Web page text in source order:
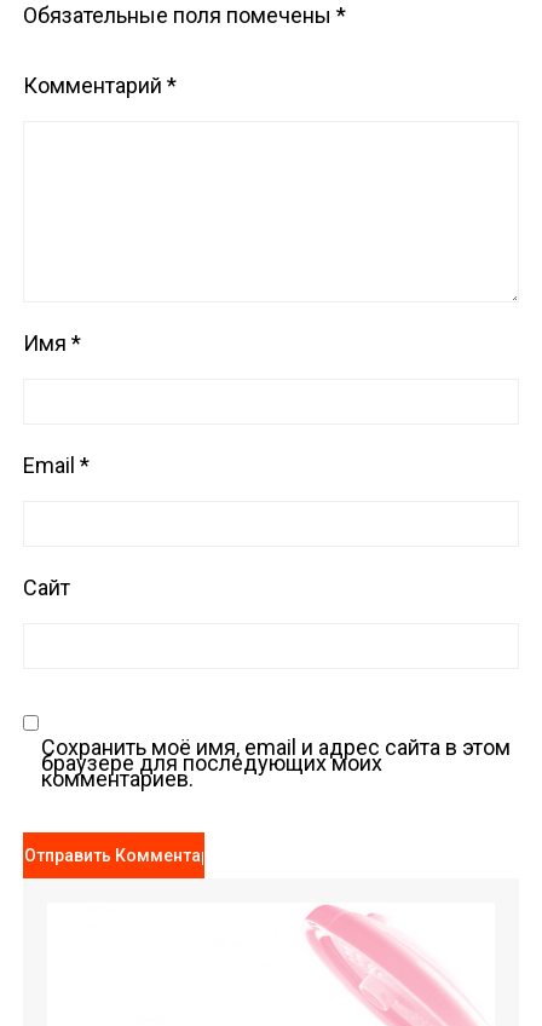
Обязательные поля помечены*
Комментарий*
Имя*
Email*
Сайт
Сохранить моё имя, email и адрес сайта в этом
браузере для последующих моих
комментариев.